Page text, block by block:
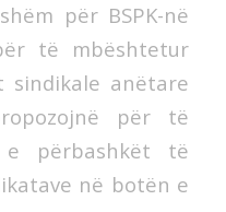
për BSPK-në
të mbështetur
anëtare
për të
e përbashkët të
në botën e